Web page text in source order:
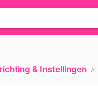
& Instellingen